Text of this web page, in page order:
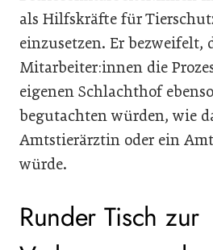
als Hilfskräfte für
einzusetzen. Er bezweifelt,
Mitarbeiter:innen die
eigenen Schlachthof
begutachten würden, wie
Amtstierärztin oder ein
würde.
Runder Tisch zur